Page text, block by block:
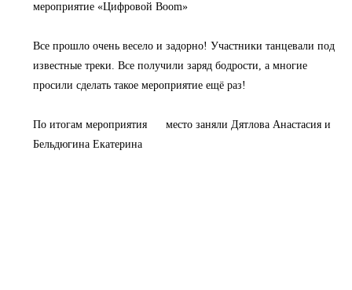
мероприятие «Цифровой Boom»
Все прошло очень весело и задорно! Участники танцевали под
известные треки. Все получили заряд бодрости, а многие
просили сделать такое мероприятие ещё раз!
По итогам мероприятия
место заняли Дятлова Анастасия и
Бельдюгина Екатерина